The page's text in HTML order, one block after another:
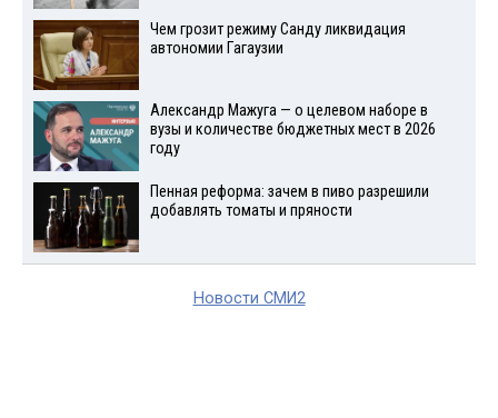
Чем грозит режиму Санду ликвидация
автономии Гагаузии
Александр Мажуга — о целевом наборе в
вузы и количестве бюджетных мест в 2026
году
Пенная реформа: зачем в пиво разрешили
добавлять томаты и пряности
Новости СМИ2